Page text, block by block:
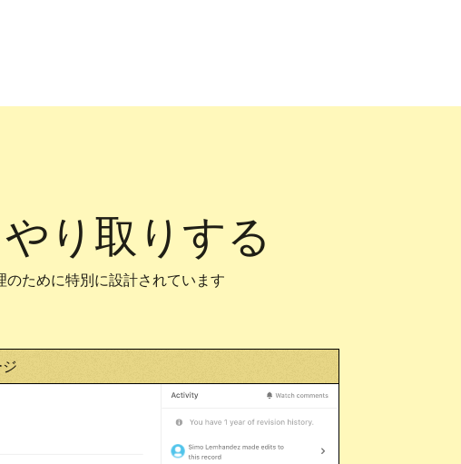
り取りする
ために特別に設計されています